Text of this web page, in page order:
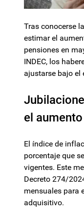
Tras conocerse
estimar el
pensiones en
INDEC, los
ajustarse bajo el
el
El índice de
porcentaje que
vigentes. Este
Decreto 274/
mensuales para
adquisitivo.